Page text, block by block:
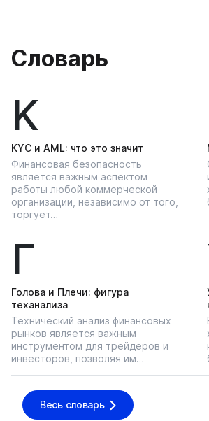
Словарь
K
KYС и AML: что это значит
Финансовая безопасность
является важным аспектом
работы любой коммерческой
организации, независимо от того,
торгует…
Г
Голова и Плечи: фигура
теханализа
Технический анализ финансовых
рынков является важным
инструментом для трейдеров и
инвесторов, позволяя им…
Весь словарь